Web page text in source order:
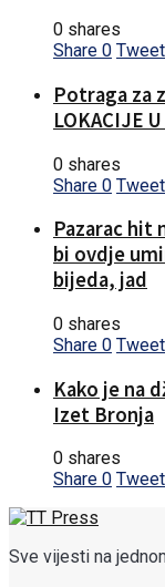
0 shares
Share 0 Tweet
Potraga za
LOKACIJE
0 shares
Share 0 Tweet
Pazarac hit
bi ovdje
bijeda, jad
0 shares
Share 0 Tweet
Kako je na
Izet Bronja
0 shares
Share 0 Tweet
Sve vijesti na